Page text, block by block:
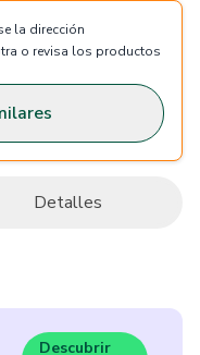
la dirección
o revisa los productos
Detalles
Descubrir